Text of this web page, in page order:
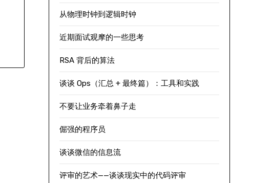
从物理时钟到逻辑时钟
近期面试观摩的一些思考
RSA 背后的算法
谈谈 Ops（汇总 + 最终篇）：工具和实践
不要让业务牵着鼻子走
倔强的程序员
谈谈微信的信息流
评审的艺术——谈谈现实中的代码评审